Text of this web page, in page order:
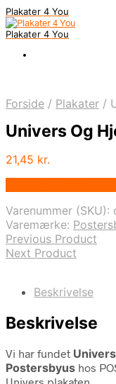
Plakater 4 You
Plakater 4 You
Forside / Plakater /
Univers Og
21,45 kr.
Varenummer (SKU):
Varemærke:
Previous Product
Next Product
Beskrivelse
Beskrivelse
Vi har fundet
Postersbyus hos